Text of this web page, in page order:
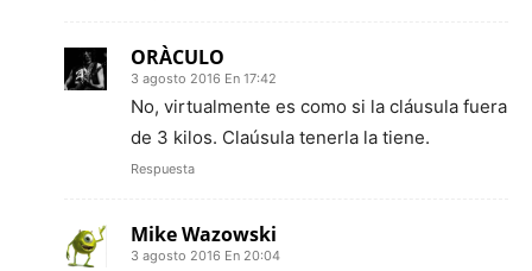
ORÀCULO
3 agosto 2016 En 17:42
No, virtualmente es como si la cláusula fuera
de 3 kilos. Claúsula tenerla la tiene.
Respuesta
Mike Wazowski
3 agosto 2016 En 20:04